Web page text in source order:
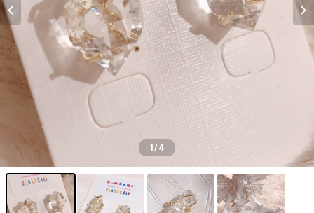
1/4